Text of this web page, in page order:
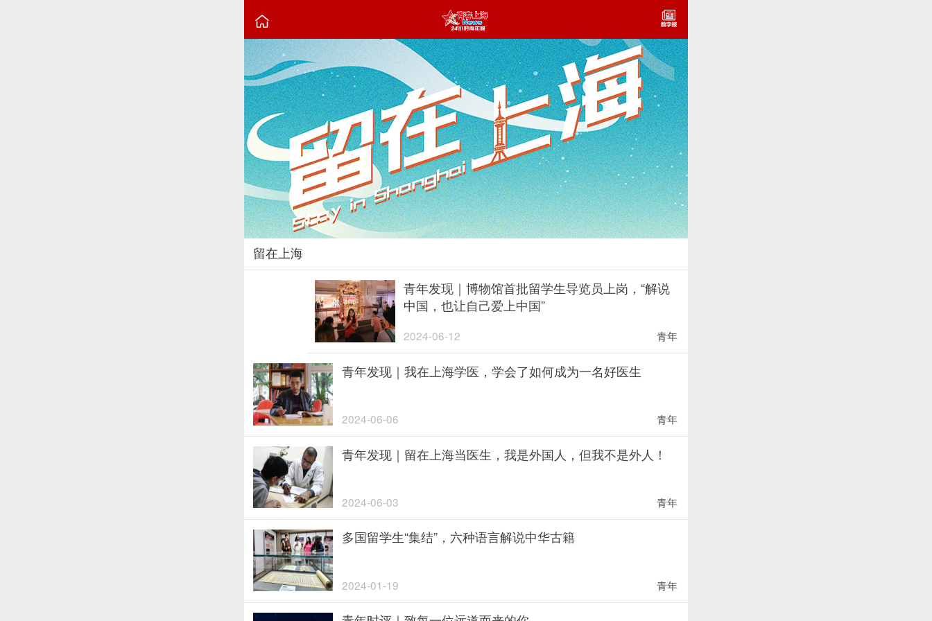

留在上海
2024-06-12
青年发现｜博物馆首批留学生导览员上岗，“解说
中国，也让自己爱上中国”
2024-06-12 青年
青年发现｜我在上海学医，学会了如何成为一名好医生
2024-06-06 青年
青年发现｜留在上海当医生，我是外国人，但我不是外人！
2024-06-03 青年
多国留学生“集结”，六种语言解说中华古籍
2024-01-19 青年